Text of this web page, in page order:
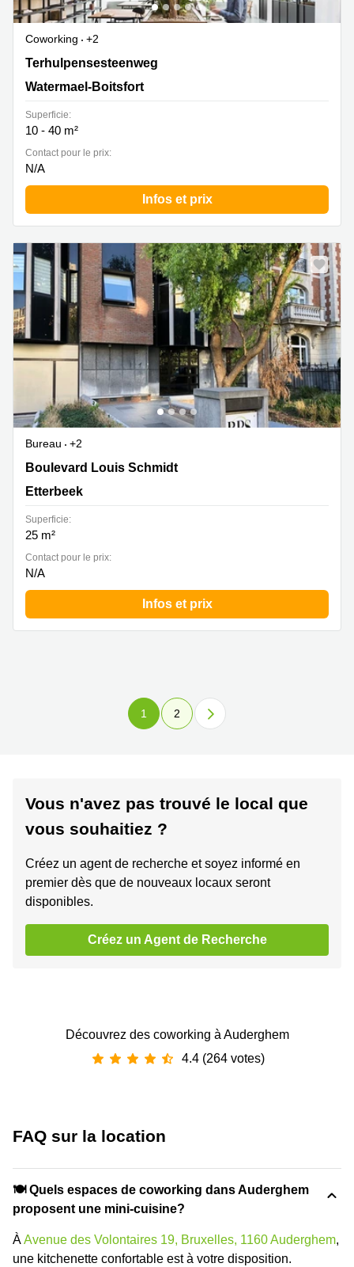
Coworking
+2
Terhulpensesteenweg 185, Watermael-Boitsfort
Terhulpensesteenweg
Watermael-Boitsfort
Superficie:
10 - 40 m²
Contact pour le prix:
N/A
Infos et prix
Bureau
+2
119/2, Boulevard Louis Schmidt, Bruxelles, Etterbeek
Boulevard Louis Schmidt
Etterbeek
Superficie:
25 m²
Contact pour le prix:
N/A
Infos et prix
1 2
Vous n'avez pas trouvé le local que
vous souhaitiez ?
Créez un agent de recherche et soyez informé en
premier dès que de nouveaux locaux seront
disponibles.
Créez un Agent de Recherche
Découvrez des coworking à Auderghem
4.4 (264 votes)
FAQ sur la location
🍽️ Quels espaces de coworking dans Auderghem
proposent une mini-cuisine?
ÀAvenue des Volontaires 19, Bruxelles, 1160 Auderghem,
une kitchenette confortable est à votre disposition.